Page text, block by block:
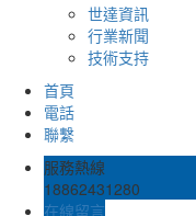
世達資訊
行業新聞
技術支持
首頁
電話
聯繫
服務熱線
18862431280
在線留言